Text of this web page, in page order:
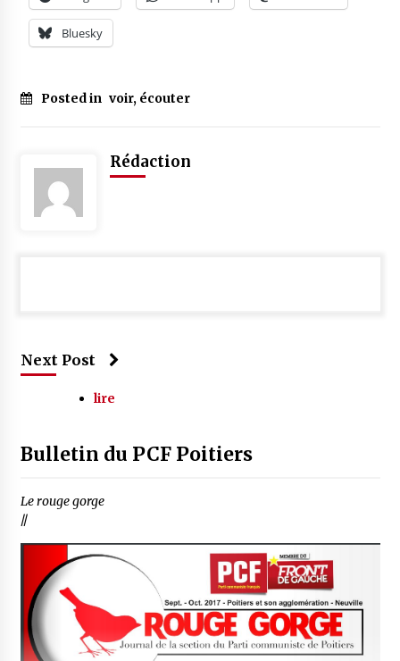
Bluesky
Posted in voir, écouter
Rédaction
Next Post
lire
Bulletin du PCF Poitiers
Le rouge gorge
//